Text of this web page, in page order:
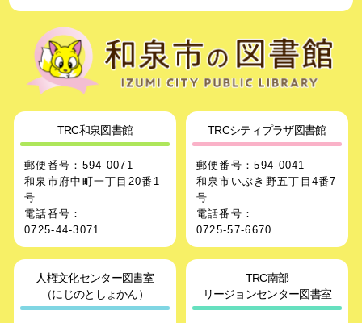
TRC和泉図書館
郵便番号：594-0071
和泉市府中町一丁目20番1
号
電話番号：
0725-44-3071
TRCシティプラザ図書館
郵便番号：594-0041
和泉市いぶき野五丁目4番7
号
電話番号：
0725-57-6670
人権文化センター図書室
（にじのとしょかん）
TRC南部
リージョンセンター図書室